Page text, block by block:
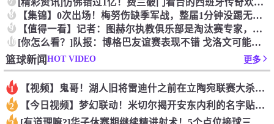
8 【集锦】0次出场！梅努伤缺季军战，整届1分钟没踢无缘世界杯首
9 【值得一看】记者：图赫尔执教俱乐部是淘汰赛专家，但在真正压力
10 [你怎么看？]队报：博格巴友谊赛表现不错 戈洛文可能加盟沙特
篮球新闻HOT VIDEO 更多
1 【视频】鬼哥！湖人旧将雷迪什之前在立陶宛联赛大杀四方
2 【今日视频】梦幻联动！米切尔揭开安东内利的名字贴纸！